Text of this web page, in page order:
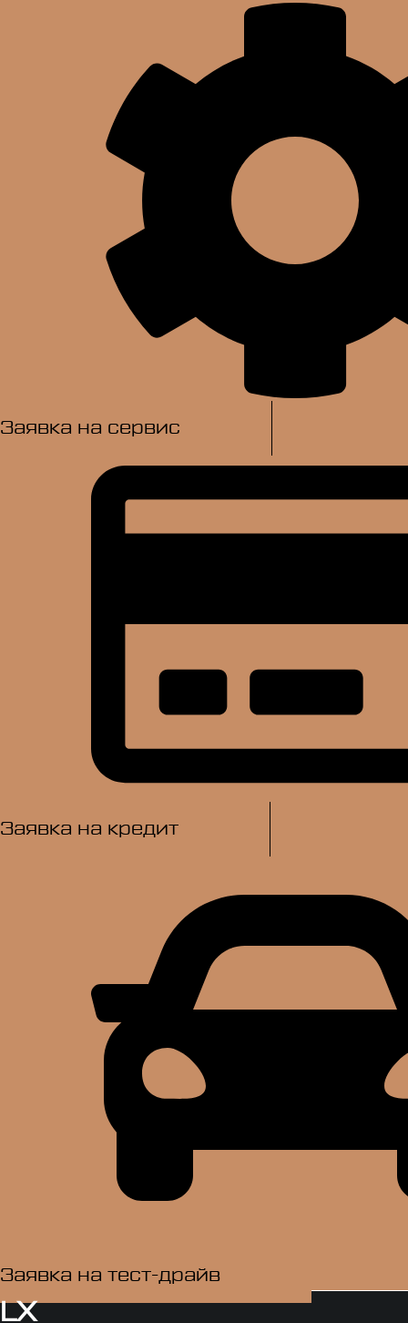
Заявка на сервис
Заявка на кредит​
Заявка на тест-драйв​
LX